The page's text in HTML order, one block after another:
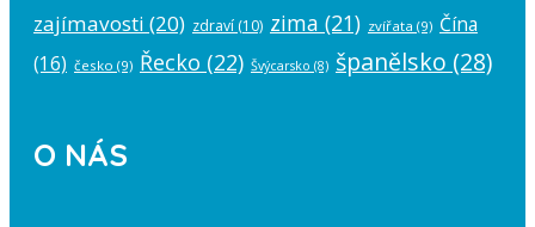
zajímavosti (20) zdraví (10) zima (21) zvířata (9) Čína
(16) česko (9) Řecko (22) Švýcarsko (8) španělsko (28)
O NÁS